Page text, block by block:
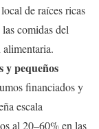
de raíces ricas
comidas del
y pequeños
financiados y
escala
al 20–60% en las